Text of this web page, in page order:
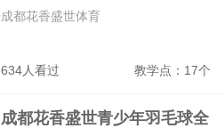
化走训营
634人看过 教学点：17个
成都花香盛世体育
成都花香盛世青少年羽毛球全